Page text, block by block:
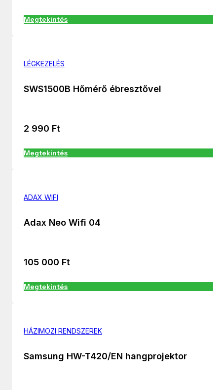
Megtekintés
LÉGKEZELÉS
SWS1500B Hőmérő ébresztővel
2 990 Ft
Megtekintés
ADAX WIFI
Adax Neo Wifi 04
105 000 Ft
Megtekintés
HÁZIMOZI RENDSZEREK
Samsung HW-T420/EN hangprojektor